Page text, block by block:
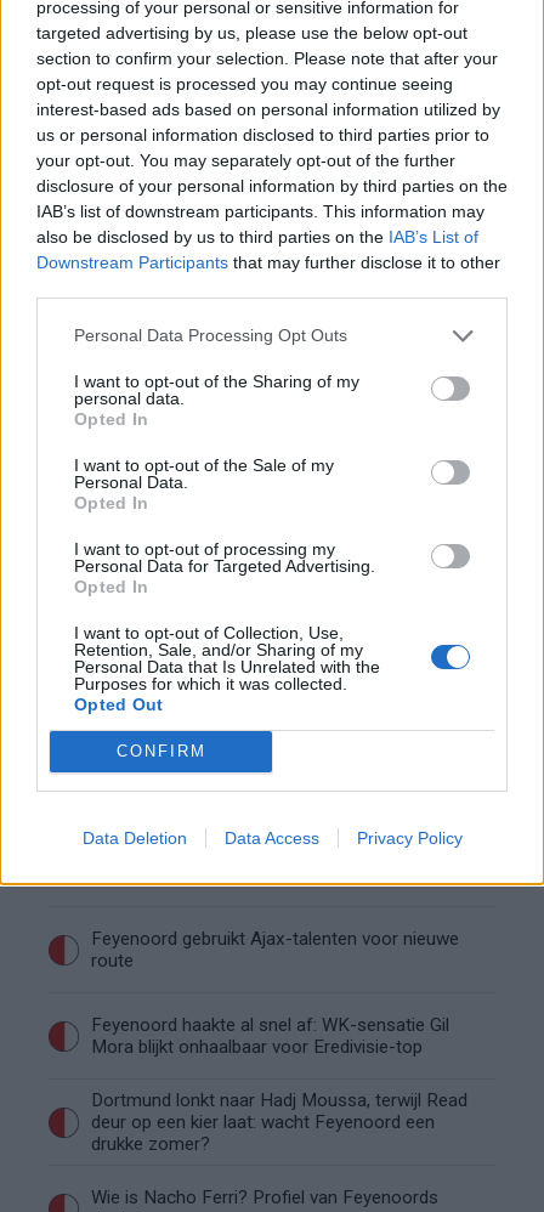
processing of your personal or sensitive information for
targeted advertising by us, please use the below opt-out
section to confirm your selection. Please note that after your
opt-out request is processed you may continue seeing
interest-based ads based on personal information utilized by
us or personal information disclosed to third parties prior to
your opt-out. You may separately opt-out of the further
disclosure of your personal information by third parties on the
IAB’s list of downstream participants. This information may
also be disclosed by us to third parties on the IAB’s List of
Downstream Participants that may further disclose it to other
Personal Data Processing Opt Outs
I want to opt-out of the Sharing of my
personal data.
Opted In
I want to opt-out of the Sale of my
Personal Data.
Opted In
I want to opt-out of processing my
Personal Data for Targeted Advertising.
Opted In
I want to opt-out of Collection, Use,
Retention, Sale, and/or Sharing of my
Personal Data that Is Unrelated with the
Purposes for which it was collected.
Opted Out
CONFIRM
Data Deletion Data Access Privacy Policy
groot probleem van vorig seizoen op
Feyenoord begint voorbereiding overtuigend: zo
ziet de route naar de seizoensstart eruit
Givairo Read spreekt zich uit over Feyenoord-
toekomst: 'Het kan nog alle kanten op'
Feyenoord zoekt nieuwe nummer één na
dreigend vertrek Wellenreuther
Feyenoord doet voorstel aan beoogde nieuwe
Saoedische topclub maakt werk van Hadj
Mats Deijl neemt definitief afscheid van
Van Beukering haalt hard uit na opmerkingen
Overzicht: Zo presteren de Feyenoord-spelers
op het WK 2026
Feyenoord begint aan nieuw tijdperk: programma
richting seizoenstart
Rigaux verzet meteen bergen bij Feyenoord: lef
Feyenoord gebruikt Ajax-talenten voor nieuwe
route
Feyenoord haakte al snel af: WK-sensatie Gil
Mora blijkt onhaalbaar voor Eredivisie-top
Dortmund lonkt naar Hadj Moussa, terwijl Read
deur op een kier laat: wacht Feyenoord een
drukke zomer?
Wie is Nacho Ferri? Profiel van Feyenoords